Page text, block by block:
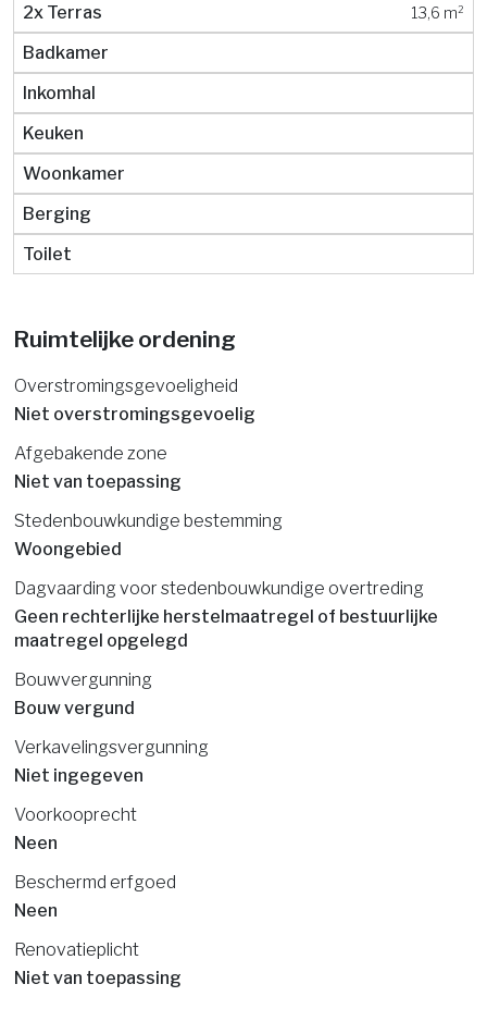
2x Terras
13,6 m²
Badkamer
Inkomhal
Keuken
Woonkamer
Berging
Toilet
Ruimtelijke ordening
Overstromingsgevoeligheid
Niet overstromingsgevoelig
Afgebakende zone
Niet van toepassing
Stedenbouwkundige bestemming
Woongebied
Dagvaarding voor stedenbouwkundige overtreding
Geen rechterlijke herstelmaatregel of bestuurlijke
maatregel opgelegd
Bouwvergunning
Bouw vergund
Verkavelingsvergunning
Niet ingegeven
Voorkooprecht
Neen
Beschermd erfgoed
Neen
Renovatieplicht
Niet van toepassing